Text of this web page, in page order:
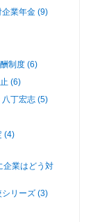
企業年金 (9)
制度 (6)
(6)
八丁宏志 (5)
(4)
企業はどう対
リーズ (3)